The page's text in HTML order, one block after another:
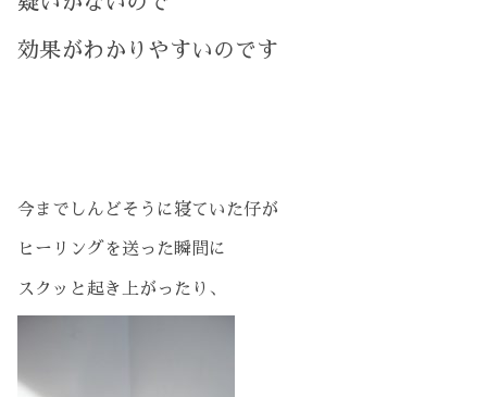
効果がわかりやすいのです
今までしんどそうに寝ていた仔が
ヒーリングを送った瞬間に
スクッと起き上がったり、